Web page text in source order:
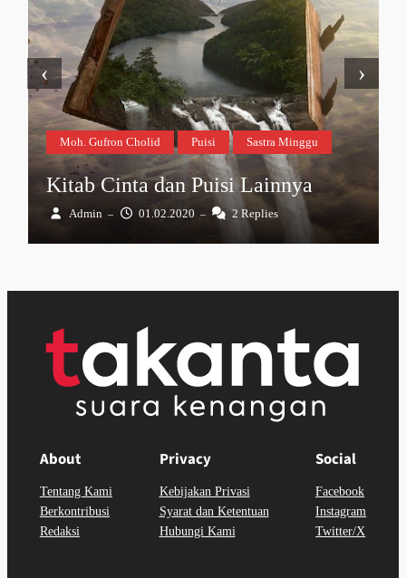
Moh. Gufron Cholid Puisi Sastra Minggu
Kitab Cinta dan Puisi Lainnya
Admin – 01.02.2020 – 2 Replies
‹ ›
About
Tentang Kami
Berkontribusi
Redaksi
Privacy
Kebijakan Privasi
Syarat dan Ketentuan
Hubungi Kami
Social
Facebook
Instagram
Twitter/X